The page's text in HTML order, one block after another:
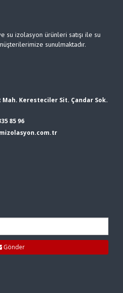
su izolasyon ürünleri satışı ile su
sunulmaktadır.
Mah. Keresteciler Sit. Çandar Sok.
85 96
Gönder